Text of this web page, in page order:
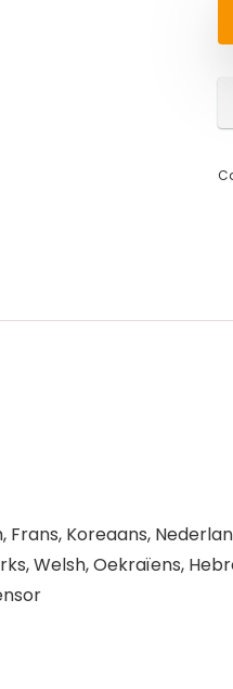
Koreaans,
Welsh, Oekraïens,